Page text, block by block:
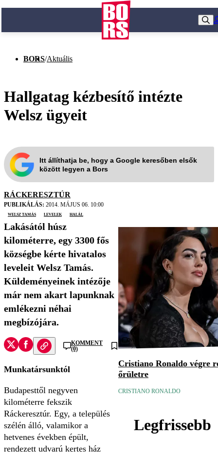
BORS/Aktuális
Hallgatag kézbesítő intézte
Welsz ügyeit
Itt állíthatja be, hogy a Google keresőben elsők
között legyen a Bors
RÁCKERESZTÚR
PUBLIKÁLÁS: 2014. MÁJUS 06. 10:00
Welsz Tamás
levelek halál
Lakásától húsz
kilométerre, egy 3300 fős
községbe kérte hivatalos
leveleit Welsz Tamás.
Küldeményeinek intézője
már nem akart lapunknak
emlékezni néhai
megbízójára.
KOMMENT
(0)
Munkatársunktól
Budapesttől negyven
kilométerre fekszik
Ráckeresztúr. Egy, a település
szélén álló, valamikor a
hetvenes években épült,
rendezett udvarú kertes ház
Videó
Cristiano Ronaldo végre
őrületre
CRISTIANO RONALDO
Legfrissebb